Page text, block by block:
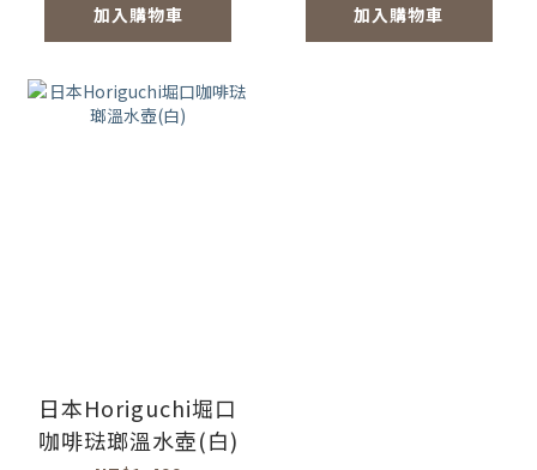
加入購物車 加入購物車
日本Horiguchi堀口
咖啡琺瑯溫水壺(白)